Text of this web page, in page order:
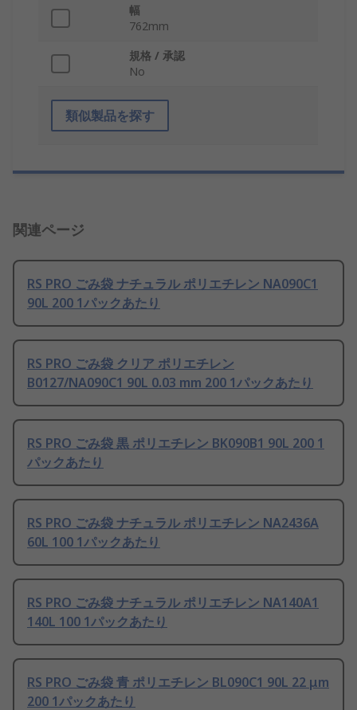
幅
762mm
規格 / 承認
No
類似製品を探す
関連ページ
RS PRO ごみ袋 ナチュラル ポリエチレン NA090C1
90L 200 1パックあたり
RS PRO ごみ袋 クリア ポリエチレン
B0127/NA090C1 90L 0.03 mm 200 1パックあたり
RS PRO ごみ袋 黒 ポリエチレン BK090B1 90L 200 1
パックあたり
RS PRO ごみ袋 ナチュラル ポリエチレン NA2436A
60L 100 1パックあたり
RS PRO ごみ袋 ナチュラル ポリエチレン NA140A1
140L 100 1パックあたり
RS PRO ごみ袋 青 ポリエチレン BL090C1 90L 22 μm
200 1パックあたり